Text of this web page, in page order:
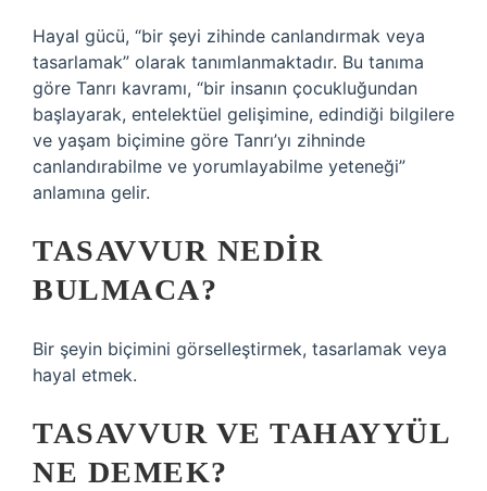
Hayal gücü, “bir şeyi zihinde canlandırmak veya
tasarlamak” olarak tanımlanmaktadır. Bu tanıma
göre Tanrı kavramı, “bir insanın çocukluğundan
başlayarak, entelektüel gelişimine, edindiği bilgilere
ve yaşam biçimine göre Tanrı’yı ​​zihninde
canlandırabilme ve yorumlayabilme yeteneği”
anlamına gelir.
TASAVVUR NEDIR
BULMACA?
Bir şeyin biçimini görselleştirmek, tasarlamak veya
hayal etmek.
TASAVVUR VE TAHAYYÜL
NE DEMEK?